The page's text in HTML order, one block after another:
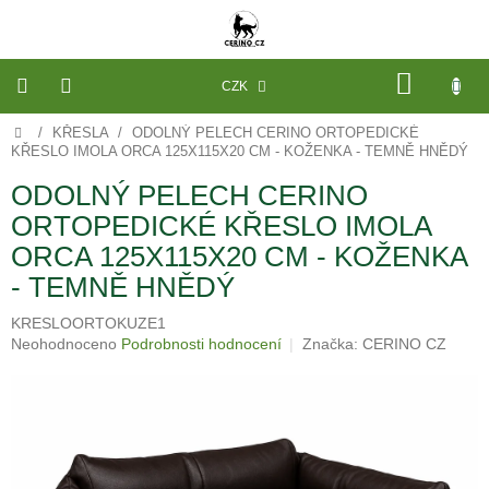
CZK
VÝROBA
NA
PELECHY
A
PODLOŽKY
NA
MÍRU
KLECE
PROSTĚRADLA
VÝPLNĚ
Domů
/ KŘESLA /
ODOLNÝ PELECH CERINO ORTOPEDICKÉ
KŘESLO IMOLA ORCA 125X115X20 CM - KOŽENKA - TEMNĚ HNĚDÝ
ODOLNÝ PELECH CERINO
ORTOPEDICKÉ KŘESLO IMOLA
ORCA 125X115X20 CM - KOŽENKA
- TEMNĚ HNĚDÝ
KRESLOORTOKUZE1
Průměrné
Neohodnoceno Podrobnosti hodnocení Značka: CERINO CZ